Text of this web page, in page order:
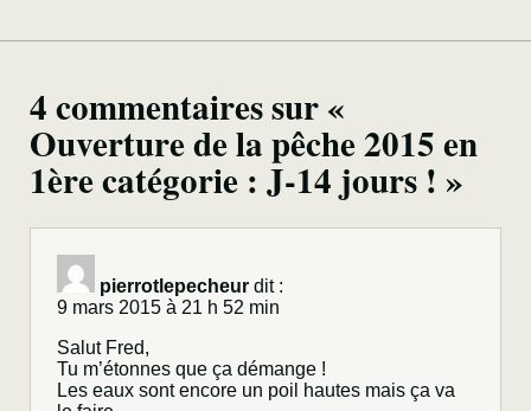
4 commentaires sur «
Ouverture de la pêche 2015 en
1ère catégorie : J-14 jours ! »
pierrotlepecheur dit :
9 mars 2015 à 21 h 52 min
Salut Fred,
Tu m’étonnes que ça démange !
Les eaux sont encore un poil hautes mais ça va